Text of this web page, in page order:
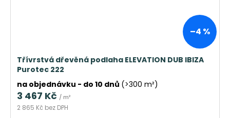
–4 %
Třívrstvá dřevěná podlaha ELEVATION DUB IBIZA
Purotec 222
na objednávku - do 10 dnů (>300 m²)
2 865 Kč bez DPH
3 467 Kč / m²